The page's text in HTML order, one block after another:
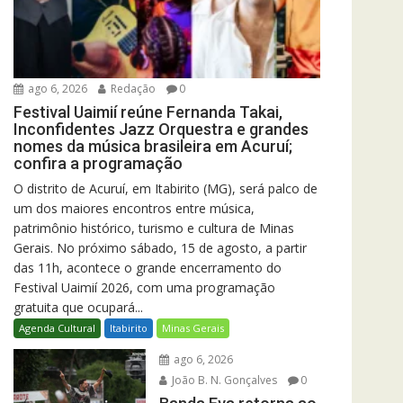
ago 6, 2026 Redação 0
Festival Uaimií reúne Fernanda Takai,
Inconfidentes Jazz Orquestra e grandes
nomes da música brasileira em Acuruí;
confira a programação
O distrito de Acuruí, em Itabirito (MG), será palco de
um dos maiores encontros entre música,
patrimônio histórico, turismo e cultura de Minas
Gerais. No próximo sábado, 15 de agosto, a partir
das 11h, acontece o grande encerramento do
Festival Uaimií 2026, com uma programação
gratuita que ocupará...
Agenda Cultural Itabirito Minas Gerais
ago 6, 2026
João B. N. Gonçalves
0